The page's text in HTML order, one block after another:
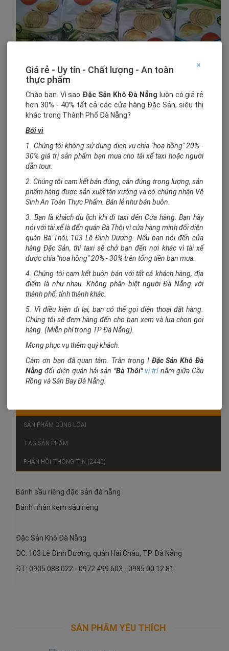
Khách viếng thăm: 2440
40.000₫
Số lượng: Mua hàng
Đơn vị tính: gói 350gram
Trọng lượng:350 gr
Hạng sử dụng:12 tháng
Ghi chú:Bánh sầu riêng - ngon - bổ - rẻ. Bánh nhân kem sầu
riêng
SẢN PHẨM CÙNG LOẠI
TAG SẢN PHẨM
PHẢN HỒI THÔNG TIN (2440)
Bánh sầu riêng đặc sản đà nẵng
Bánh nhân kem sầu riêng
Đặc Sản Khô Đà Nẵng
ĐC: 103 Lê Đình Dương, quận Hải Châu, TP. Đà Nẵng
ĐT: 0905 088 022 - 0972 499 603 - 0985 00 12 81
SẢN PHẨM YÊU THÍCH
×
Giá rẻ - Uy tín - Chất lượng - An toàn
thực phẩm
Chào bạn. Vì sao Đặc Sản Khô Đà Nẵng luôn có giả rẻ
hơn 30% - 40% tất cả các cửa hàng Đặc Sản, siêu thị
khác trong Thành Phố Đà Nẵng?
Bởi vì
1. Chúng tôi không sử dụng dịch vụ chia "hoa hồng" 20% -
30% giá trị sản phẩm bạn mua cho tài xế taxi hoặc người
dẫn tour.
2. Chúng tôi cam kết bán đúng, cân đúng trọng lượng, sản
phẩm hàng được sản xuất tận xưởng và có chứng nhận Vệ
Sinh An Toàn Thực Phẩm. Bán lẻ như bán buôn.
3. Bạn là khách du lịch khi đi taxi đến Cửa hàng. Bạn hãy
nói với tài xế là đến quán Bà Thôi vì cửa hàng mình đối diện
quán Bà Thôi, 103 Lê Đình Dương. Nếu bạn nói đến cửa
hàng Đặc Sản, thì taxi sẽ chở bạn đến nơi khác vì tài xế
được chia "hoa hồng" 20% - 30% trên tổng tiền bạn mua.
4. Chúng tôi cam kết buôn bán với tất cả khách hàng, địa
điểm là như nhau. Không phân biệt người Đà Nẵng với
thành phố, tỉnh thành khác.
5. Vì điều kiện đi lại, bạn có thể gọi điện thoại đặt hàng.
Chúng tôi sẽ đem hàng đến cho bạn xem và lựa chọn gọi
hàng. (Miễn phí trong TP Đà Nẵng).
Mong phục vụ thêm quý khách.
Cảm ơn bạn đã quan tâm. Trân trọng ! Đặc Sản Khô Đà
Nẵng đối diện quán hải sản "Bà Thôi" vị trínằm giữa Cầu
Rồng và Sân Bay Đà Nẵng.